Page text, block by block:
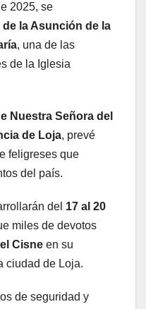
2025, se
la Asunción de la
, una de las
de la Iglesia
Nuestra Señora del
de Loja, prevé
feligreses que
del país.
del 17 al 20
miles de devotos
Cisne en su
ciudad de Loja.
de seguridad y